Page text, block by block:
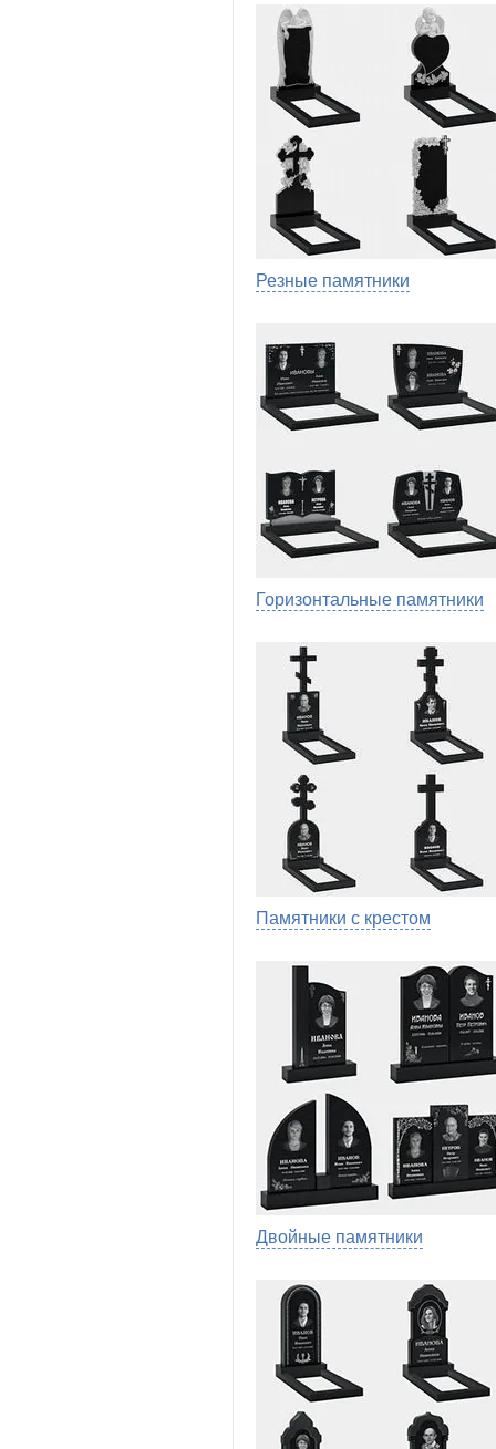
Резные памятники
Горизонтальные памятники
Памятники с крестом
Двойные памятники